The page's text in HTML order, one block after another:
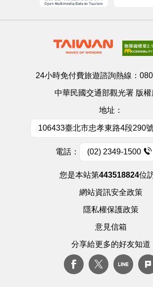
24小時免付費旅遊諮詢熱線：
中華民國交通部觀光署 版
地址：
106433臺北市忠孝東路4段290
電話： (02) 2349-1500
您是本站第443518824位
網站資訊安全政策
隱私權保護政策
意見信箱
分享給更多的好友知道